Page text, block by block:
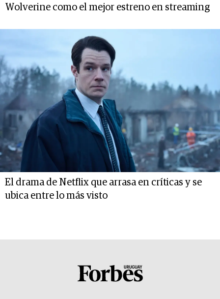
Wolverine como el mejor estreno en streaming
El drama de Netflix que arrasa en críticas y se
ubica entre lo más visto